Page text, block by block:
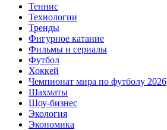
Теннис
Технологии
Тренды
Фигурное катание
Фильмы и сериалы
Футбол
Хоккей
Чемпионат мира по футболу 2026
Шахматы
Шоу-бизнес
Экология
Экономика